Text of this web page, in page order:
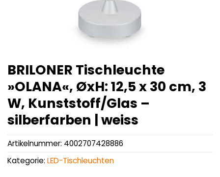
BRILONER Tischleuchte
»OLANA«, ØxH: 12,5 x 30 cm, 3
W, Kunststoff/Glas –
silberfarben | weiss
Artikelnummer: 4002707428886
Kategorie: LED-Tischleuchten